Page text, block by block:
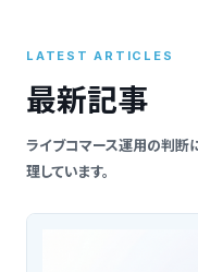
LATEST ARTICLES
最新記事
ライブコマース運用の判断
理しています。